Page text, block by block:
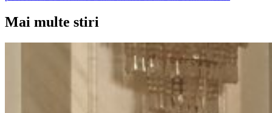
Mai multe stiri